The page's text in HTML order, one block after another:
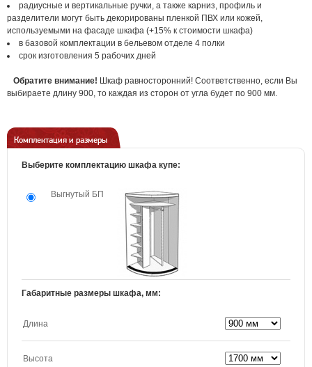
радиусные и вертикальные ручки, а также карниз, профиль и
разделители могут быть декорированы пленкой ПВХ или кожей,
используемыми на фасаде шкафа (+15% к стоимости шкафа)
в базовой комплектации в бельевом отделе 4 полки
срок изготовления 5 рабочих дней
Обратите внимание! Шкаф равносторонний! Соответственно, если Вы
выбираете длину 900, то каждая из сторон от угла будет по 900 мм.
Комплектация и размеры
Выберите комплектацию шкафа купе:
Выгнутый БП
Габаритные размеры шкафа, мм:
Длина
Высота